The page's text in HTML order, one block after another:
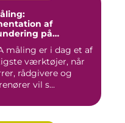
af
på
måling er i dag et af
værktøjer, når
rådgivere og
vil s...